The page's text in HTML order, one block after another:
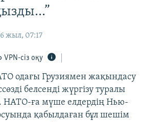
жыл, 07:17
VPN-сіз оқу
одағы Грузиямен жақындасу
белсенді жүргізу туралы
НАТО-ға мүше елдердің Нью-
қабылдаған бұл шешім